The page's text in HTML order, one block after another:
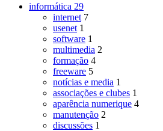
informática 29
internet 7
usenet 1
software 1
multimedia 2
formação 4
freeware 5
notícias e media 1
associações e clubes 1
aparência numerique 4
manutenção 2
discussões 1